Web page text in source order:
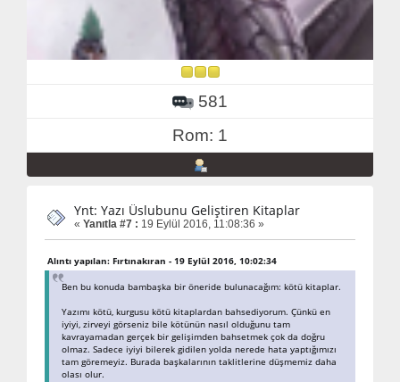
581
Rom: 1
Ynt: Yazı Üslubunu Geliştiren Kitaplar
« Yanıtla #7 : 19 Eylül 2016, 11:08:36 »
Alıntı yapılan: Fırtınakıran - 19 Eylül 2016, 10:02:34
Ben bu konuda bambaşka bir öneride bulunacağım: kötü kitaplar.
Yazımı kötü, kurgusu kötü kitaplardan bahsediyorum. Çünkü en
iyiyi, zirveyi görseniz bile kötünün nasıl olduğunu tam
kavrayamadan gerçek bir gelişimden bahsetmek çok da doğru
olmaz. Sadece iyiyi bilerek gidilen yolda nerede hata yaptığımızı
tam göremeyiz. Burada başkalarının taklitlerine düşmemiz daha
olası olur.